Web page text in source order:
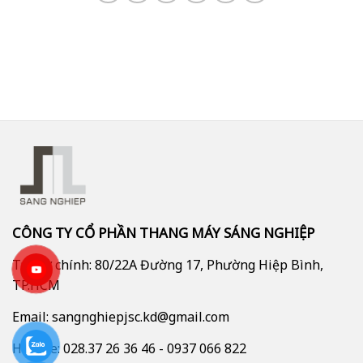
CÔNG TY CỔ PHẦN THANG MÁY SÁNG NGHIỆP
Trụ sở chính: 80/22A Đường 17, Phường Hiệp Bình,
TP.HCM
Email: sangnghiepjsc.kd@gmail.com
Hotline: 028.37 26 36 46 - 0937 066 822